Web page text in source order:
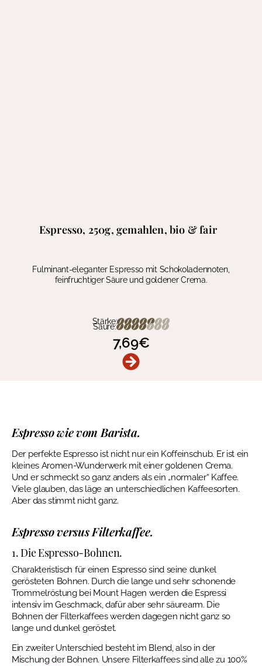
Espresso, 250g, gemahlen, bio & fair
Fulminant-eleganter Espresso mit Schokoladennoten,
feinfruchtiger Säure und goldener Crema.
Stärke:
Säure:
7,69€
Espresso wie vom Barista.
Der perfekte Espresso ist nicht nur ein Koffeinschub. Er ist ein
kleines Aromen-Wunderwerk mit einer goldenen Crema.
Und er schmeckt so ganz anders als ein „normaler“ Kaffee.
Viele glauben, das läge an unterschiedlichen Kaffeesorten.
Aber das stimmt nicht ganz.
Espresso versus Filterkaffee.
1. Die Espresso-Bohnen.
Charakteristisch für einen Espresso sind seine dunkel
gerösteten Bohnen. Durch die lange und sehr schonende
Trommelröstung bei Mount Hagen werden die Espressi
intensiv im Geschmack, dafür aber sehr säurearm. Die
Bohnen der Filterkaffees werden dagegen nicht ganz so
lange und dunkel geröstet.
Ein zweiter Unterschied besteht im Blend, also in der
Mischung der Bohnen. Unsere Filterkaffees sind alle zu 100%